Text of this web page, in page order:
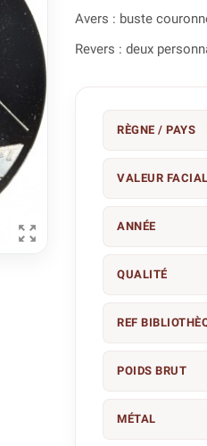

Avers : buste
Revers : deux
RÈGNE / PAYS
VALEUR
ANNÉE
QUALITÉ
REF
POIDS BRUT
MÉTAL